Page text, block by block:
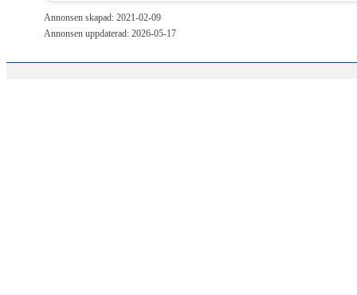
Annonsen skapad: 2021-02-09
Annonsen uppdaterad: 2026-05-17